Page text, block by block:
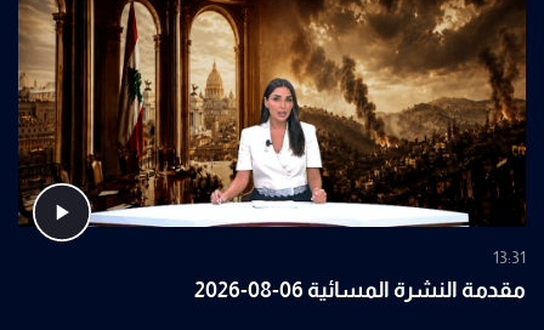
13:31
مقدمة النشرة المسائية 06-08-2026